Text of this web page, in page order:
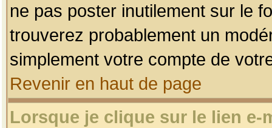
ne pas poster inutilement sur le
trouverez probablement un
simplement votre compte de
Revenir en haut de page
Lorsque je clique sur le lien